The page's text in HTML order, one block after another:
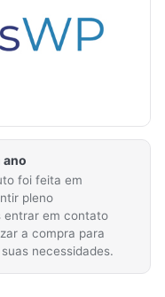
ano
foi feita em
pleno
entrar em contato
a compra para
necessidades.